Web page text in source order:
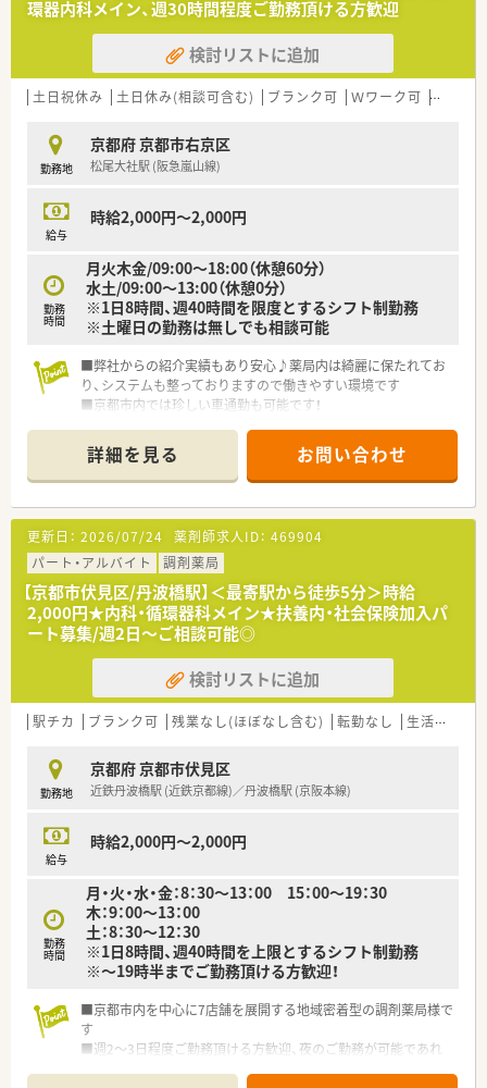
環器内科メイン、週30時間程度ご勤務頂ける方歓迎
検討リストに追加
土日祝休み 土日休み(相談可含む) ブランク可 Ｗワーク可 残業な
勤務地
京都府 京都市右京区
松尾大社駅 (阪急嵐山線)
給与
時給2,000円～2,000円
勤務
時間
月火木金/09:00～18:00（休憩60分）
水土/09:00～13:00（休憩0分）
※1日8時間、週40時間を限度とするシフト制勤務
※土曜日の勤務は無しでも相談可能
■弊社からの紹介実績もあり安心♪薬局内は綺麗に保たれてお
り、システムも整っておりますので働きやすい環境です
■京都市内では珍しい車通勤も可能です！
◎
詳細を見る お問い合わせ
更新日： 2026/07/24 薬剤師求人ID： 469904
パート・アルバイト
調剤薬局
【京都市伏見区/丹波橋駅】＜最寄駅から徒歩5分＞時給
2,000円★内科・循環器科メイン★扶養内・社会保険加入パ
ート募集/週2日～ご相談可能◎
検討リストに追加
駅チカ ブランク可 残業なし(ほぼなし含む) 転勤なし 生活環境充実
勤務地
京都府 京都市伏見区
近鉄丹波橋駅 (近鉄京都線)／丹波橋駅 (京阪本線)
給与
時給2,000円～2,000円
勤務
時間
月・火・水・金：8：30～13：00 15：00～19：30
木：9：00～13：00
土：8：30～12：30
※1日8時間、週40時間を上限とするシフト制勤務
※～19時半までご勤務頂ける方歓迎！
■京都市内を中心に7店舗を展開する地域密着型の調剤薬局様で
す
■週2～3日程度ご勤務頂ける方歓迎、夜のご勤務が可能であれ